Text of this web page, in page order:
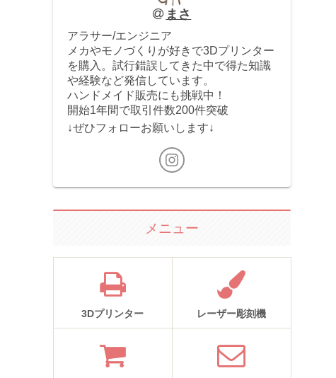
まさ
アラサー/エンジニア
メカやモノづくりが好きで3Dプリンター
を購入。試行錯誤してきた中で得た知識
や経験など発信しています。
ハンドメイド販売にも挑戦中！
開始1年間で取引件数200件突破
↓ぜひフォローお願いします↓
メニュー
3Dプリンター レーザー彫刻機